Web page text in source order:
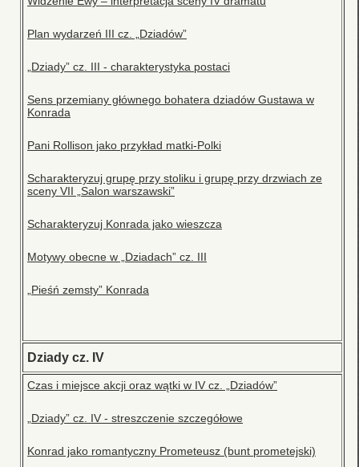
Plan wydarzeń III cz. „Dziadów”
„Dziady” cz. III - charakterystyka postaci
Sens przemiany głównego bohatera dziadów Gustawa w
Konrada
Pani Rollison jako przykład matki-Polki
Scharakteryzuj grupę przy stoliku i grupę przy drzwiach ze
sceny VII „Salon warszawski”
Scharakteryzuj Konrada jako wieszcza
Motywy obecne w „Dziadach” cz. III
„Pieśń zemsty” Konrada
Dziady cz. IV
Czas i miejsce akcji oraz wątki w IV cz. „Dziadów”
„Dziady” cz. IV - streszczenie szczegółowe
Konrad jako romantyczny Prometeusz (bunt prometejski)